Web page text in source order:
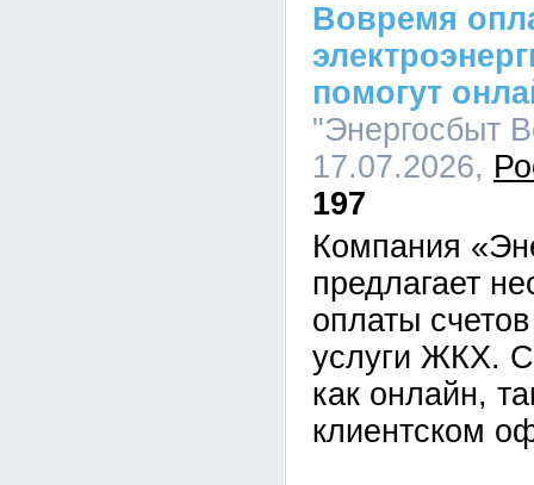
Вовремя
помогут
"Энергосбыт
17.07.2026,
197
Компания
предлагает
оплаты
услуги ЖКХ.
как онлайн,
клиентском